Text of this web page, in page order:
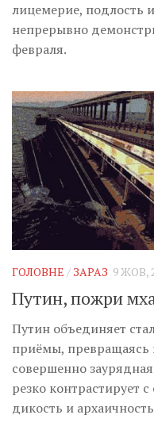
лицемерие, подлость
непрерывно
февраля.
ГОЛОВНЕ / ЗАРАЗ 9 ЖОВ,
Путин, пожри
Путин объединяет
приёмы, превращаясь
совершенно
резко контрастирует
дикость и